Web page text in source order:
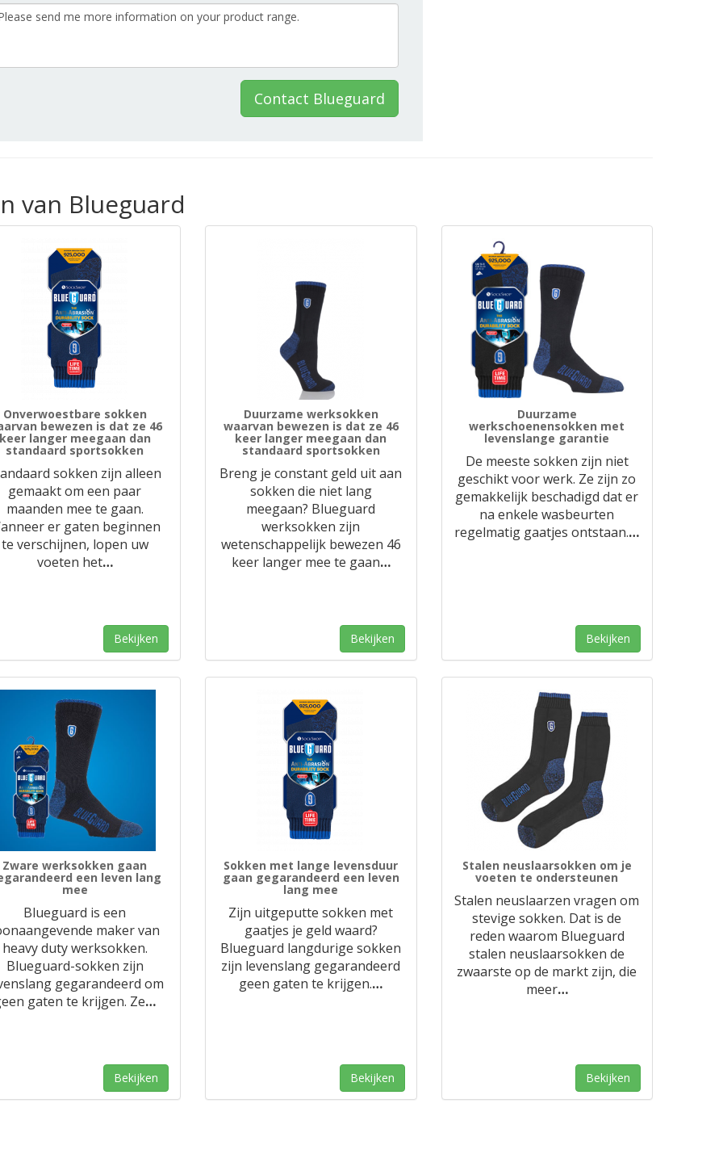
Contact Blueguard
van Blueguard
Onverwoestbare sokken
bewezen is dat ze 46
keer langer meegaan dan
standaard sportsokken
sokken zijn alleen
gemaakt om een ​​paar
maanden mee te gaan.
er gaten beginnen
te verschijnen, lopen uw
voeten het…
Bekijken
Duurzame werksokken
waarvan bewezen is dat ze 46
keer langer meegaan dan
standaard sportsokken
Breng je constant geld uit aan
sokken die niet lang
meegaan? Blueguard
werksokken zijn
wetenschappelijk bewezen 46
keer langer mee te gaan…
Bekijken
Duurzame
werkschoenensokken met
levenslange garantie
De meeste sokken zijn niet
geschikt voor werk. Ze zijn zo
gemakkelijk beschadigd dat er
na enkele wasbeurten
regelmatig gaatjes ontstaan.…
Bekijken
Zware werksokken gaan
een leven lang
mee
Blueguard is een
maker van
heavy duty werksokken.
Blueguard-sokken zijn
gegarandeerd om
gaten te krijgen. Ze…
Bekijken
Sokken met lange levensduur
gaan gegarandeerd een leven
lang mee
Zijn uitgeputte sokken met
gaatjes je geld waard?
Blueguard langdurige sokken
zijn levenslang gegarandeerd
geen gaten te krijgen.…
Bekijken
Stalen neuslaarsokken om je
voeten te ondersteunen
Stalen neuslaarzen vragen om
stevige sokken. Dat is de
reden waarom Blueguard
stalen neuslaarsokken de
zwaarste op de markt zijn, die
meer…
Bekijken